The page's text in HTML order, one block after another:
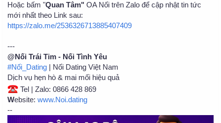
Hoặc bấm "Quan Tâm" OA Nối trên Zalo để cập nhật tin tức
mới nhất theo Link sau:
https://zalo.me/2536326713885407409
---
@Nối Trái Tim - Nối Tình Yêu
#Nối_Dating | Nối Dating Việt Nam
Dịch vụ hẹn hò & mai mối hiệu quả
Tel | Zalo: 0866 428 869
Website: www.Noi.dating
--